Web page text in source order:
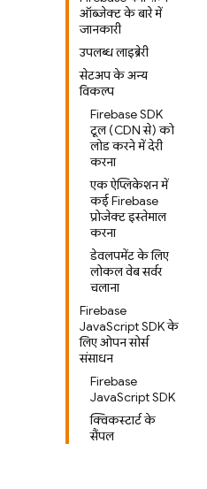
ऑब्जेक्ट के बारे में
जानकारी
उपलब्ध लाइब्रेरी
सेटअप के अन्य
विकल्प
Firebase SDK
टूल (CDN से) को
लोड करने में देरी
करना
एक ऐप्लिकेशन में
कई Firebase
प्रोजेक्ट इस्तेमाल
करना
डेवलपमेंट के लिए
लोकल वेब सर्वर
चलाना
Firebase
JavaScript SDK के
लिए ओपन सोर्स
संसाधन
Firebase
JavaScript SDK
क्विकस्टार्ट के
सैंपल